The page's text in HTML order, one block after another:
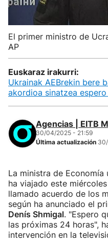
El primer ministro de
AP
Euskaraz irakurri:
Ukrainak AEBrekin bere
akordioa sinatzea
Agencias | EITB
30/04/2025 - 21:59
Última actualización
La ministra de Economía
ha viajado este
llamado acuerdo de los
según ha anunciado el
Denís Shmigal. "Espero
las próximas 24 horas",
intervención en la